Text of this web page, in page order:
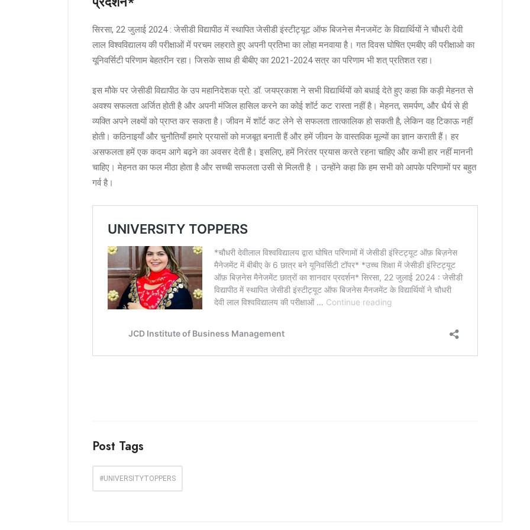
सिरसा, 22 जुलाई 2024 : जेसीडी विद्यापीठ में स्थापित जेसीडी इंस्टीट्यूट ऑफ बिजनेस मैनजमेंट के विद्यार्थियों ने चौधरी देवी
लाल विश्वविद्यालय की परीक्षाओं में परचम लहराते हुए अपनी प्रतिभा का लोहा मनवाया है। गत दिवस घोषित एमबीए की परीक्षाओ का
यूनिवर्सिटी परिणाम बेहतरीन रहा। जिसके साथ ही बीबीए का 2021-2024 सत्र का परिणाम भी शत् प्रतिशत रहा।
इस मौके पर जेसीडी विद्यापीठ के उप महानिदेशक प्रो. डॉ. जयप्रकाश ने सभी विद्यार्थियों को बधाई देते हुए कहा कि कड़ी मेहनत से
अवश्य सफलता अर्जित होती है और अपनी मंजिल हासिल करने का कोई शॉर्ट कट रास्ता नहीं है। मेहनत, समर्पण, और धैर्य से ही
व्यक्ति अपने लक्ष्यों को प्राप्त कर सकता है। जीवन में शॉर्ट कट लेने से सफलता तात्कालिक हो सकती है, लेकिन वह टिकाऊ नहीं
होती। कठिनाइयाँ और चुनौतियाँ हमारे प्रयासों को मजबूत बनाती हैं और हमें जीवन के वास्तविक मूल्यों का ज्ञान कराती हैं। हर
असफलता हमें एक कदम आगे बढ़ने का अवसर देती है। इसलिए, हमें निरंतर प्रयास करते रहना चाहिए और कभी हार नहीं माननी
चाहिए। मेहनत का फल मीठा होता है और सच्ची सफलता उसी से मिलती है । उन्होंने कहा कि हम सभी को आपके परिणामों पर बहुत
गर्व है।
Post Tags
#UNIVERSITYTOPPERS